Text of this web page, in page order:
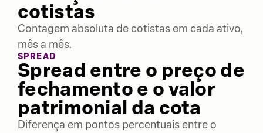
cotistas
Contagem absoluta de cotistas em cada ativo,
mês a mês.
SPREAD
Spread entre o preço de
fechamento e o valor
patrimonial da cota
Diferença em pontos percentuais entre o